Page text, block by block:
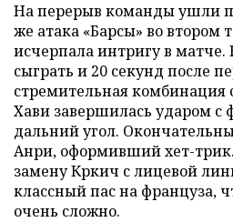
На перерыв команды ушли
же атака «Барсы» во втором
исчерпала интригу в
сыграть и 20 секунд после
стремительная комбинация
Хави завершилась ударом с
дальний угол.
Анри, оформивший хет-
замену Кркич с лицевой
классный пас на француза,
очень сложно.